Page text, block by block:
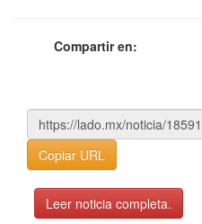
Compartir en:
Copiar URL
Leer noticia completa.